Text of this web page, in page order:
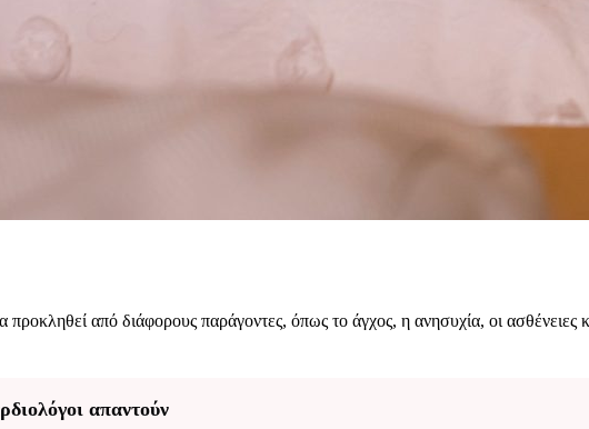
προκληθεί από διάφορους παράγοντες, όπως το άγχος, η ανησυχία, οι ασθένειες
απαντούν